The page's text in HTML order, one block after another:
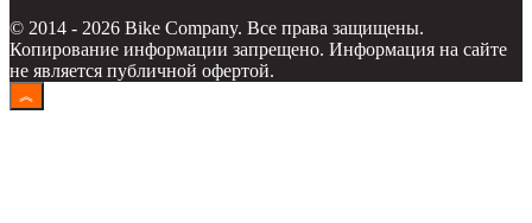
© 2014 - 2026 Bike Company. Все права защищены.
Копирование информации запрещено. Информация на сайте
не является публичной офертой.